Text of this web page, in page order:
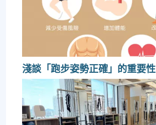
淺談「跑步姿勢正確」的重要性